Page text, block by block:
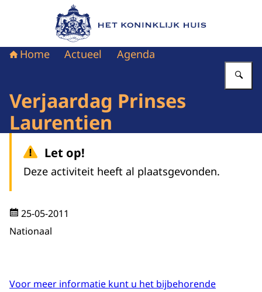
Naar de homepage van Het Koninklijk Huis
Home Actueel Agenda
Verjaardag Prinses
Laurentien
Let op!
Deze activiteit heeft al plaatsgevonden.
25-05-2011
Nationaal
Voor meer informatie kunt u het bijbehorende